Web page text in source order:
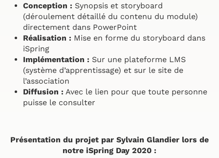
Conception : Synopsis et storyboard
(déroulement détaillé du contenu du module)
directement dans PowerPoint
Réalisation : Mise en forme du storyboard dans
iSpring
Implémentation : Sur une plateforme LMS
(système d’apprentissage) et sur le site de
l’association
Diffusion : Avec le lien pour que toute personne
puisse le consulter
Présentation du projet par Sylvain Glandier lors de
notre iSpring Day 2020 :